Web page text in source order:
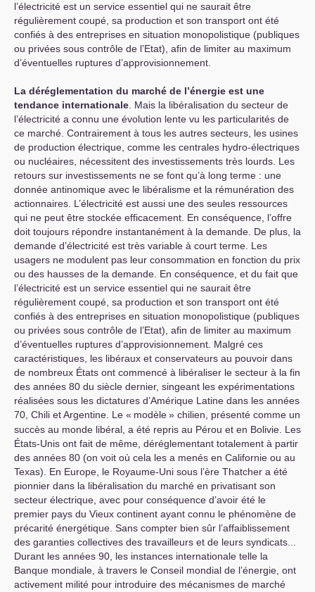
l’électricité est un service essentiel qui ne saurait être
régulièrement coupé, sa production et son transport ont été
confiés à des entreprises en situation monopolistique (publiques
ou privées sous contrôle de l’Etat), afin de limiter au maximum
d’éventuelles ruptures d’approvisionnement.
La déréglementation du marché de l’énergie est une
tendance internationale . Mais la libéralisation du secteur de
l’électricité a connu une évolution lente vu les particularités de
ce marché. Contrairement à tous les autres secteurs, les usines
de production électrique, comme les centrales hydro-électriques
ou nucléaires, nécessitent des investissements très lourds. Les
retours sur investissements ne se font qu’à long terme : une
donnée antinomique avec le libéralisme et la rémunération des
actionnaires. L’électricité est aussi une des seules ressources
qui ne peut être stockée efficacement. En conséquence, l’offre
doit toujours répondre instantanément à la demande. De plus, la
demande d’électricité est très variable à court terme. Les
usagers ne modulent pas leur consommation en fonction du prix
ou des hausses de la demande. En conséquence, et du fait que
l’électricité est un service essentiel qui ne saurait être
régulièrement coupé, sa production et son transport ont été
confiés à des entreprises en situation monopolistique (publiques
ou privées sous contrôle de l’Etat), afin de limiter au maximum
d’éventuelles ruptures d’approvisionnement. Malgré ces
caractéristiques, les libéraux et conservateurs au pouvoir dans
de nombreux États ont commencé à libéraliser le secteur à la fin
des années 80 du siècle dernier, singeant les expérimentations
réalisées sous les dictatures d’Amérique Latine dans les années
70, Chili et Argentine. Le « modèle» chilien, présenté comme un
succès au monde libéral, a été repris au Pérou et en Bolivie. Les
États-Unis ont fait de même, déréglementant totalement à partir
des années 80 (on voit où cela les a menés en Californie ou au
Texas). En Europe, le Royaume-Uni sous l’ère Thatcher a été
pionnier dans la libéralisation du marché en privatisant son
secteur électrique, avec pour conséquence d’avoir été le
premier pays du Vieux continent ayant connu le phénomène de
précarité énergétique. Sans compter bien sûr l’affaiblissement
des garanties collectives des travailleurs et de leurs syndicats...
Durant les années 90, les instances internationale telle la
Banque mondiale, à travers le Conseil mondial de l’énergie, ont
activement milité pour introduire des mécanismes de marché